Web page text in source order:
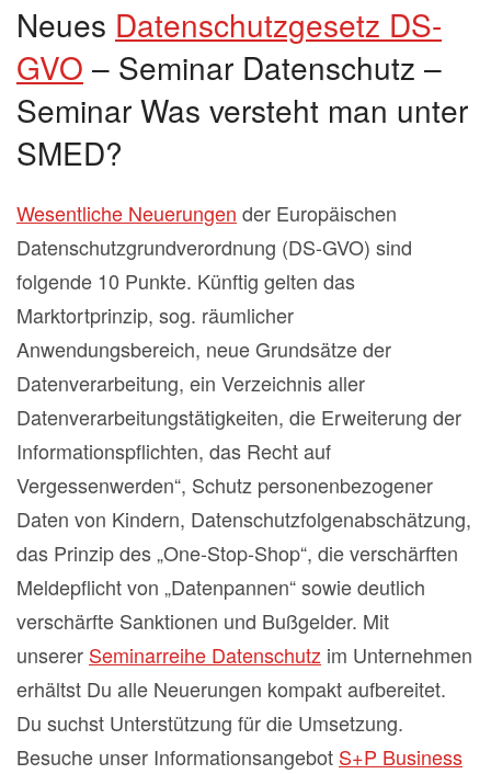
Neues Datenschutzgesetz DS-
GVO – Seminar Datenschutz –
Seminar Was versteht man unter
SMED?
Wesentliche Neuerungen der Europäischen
Datenschutzgrundverordnung (DS-GVO) sind
folgende 10 Punkte. Künftig gelten das
Marktortprinzip, sog. räumlicher
Anwendungsbereich, neue Grundsätze der
Datenverarbeitung, ein Verzeichnis aller
Datenverarbeitungstätigkeiten, die Erweiterung der
Informationspflichten, das Recht auf
Vergessenwerden“, Schutz personenbezogener
Daten von Kindern, Datenschutzfolgenabschätzung,
das Prinzip des „One-Stop-Shop“, die verschärften
Meldepflicht von „Datenpannen“ sowie deutlich
verschärfte Sanktionen und Bußgelder. Mit
unserer Seminarreihe Datenschutz im Unternehmen
erhältst Du alle Neuerungen kompakt aufbereitet.
Du suchst Unterstützung für die Umsetzung.
Besuche unser Informationsangebot S+P Business